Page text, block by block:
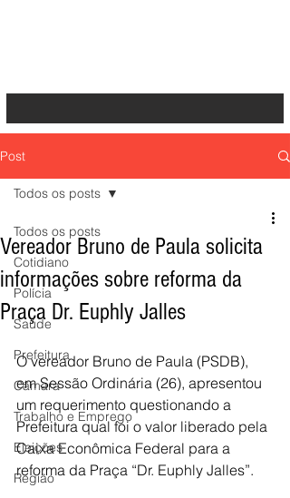
Post
Todos os posts
Cotidiano
Polícia
Saúde
Prefeitura
Câmara
Trabalho e Emprego
Eleições
Região
Todos os posts
Vereador Bruno de Paula solicita
informações sobre reforma da
Praça Dr. Euphly Jalles
O vereador Bruno de Paula (PSDB),
em Sessão Ordinária (26), apresentou
um requerimento questionando a
Prefeitura qual foi o valor liberado pela
Caixa Econômica Federal para a
reforma da Praça “Dr. Euphly Jalles”.